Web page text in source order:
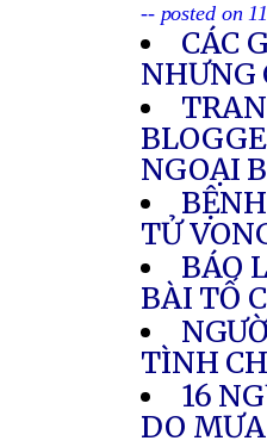
-- posted on
CÁC
NHƯNG
NGOẠI
TỬ
BÁO
BÀI TỐ
TÌNH
16
DO